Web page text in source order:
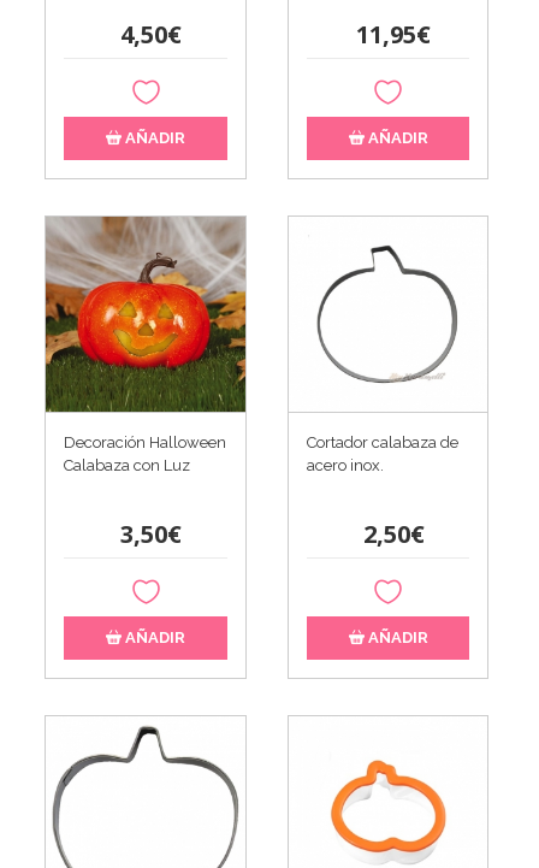
4,50€
AÑADIR
11,95€
AÑADIR
Decoración Halloween
Calabaza con Luz
3,50€
AÑADIR
Cortador calabaza de
acero inox.
2,50€
AÑADIR